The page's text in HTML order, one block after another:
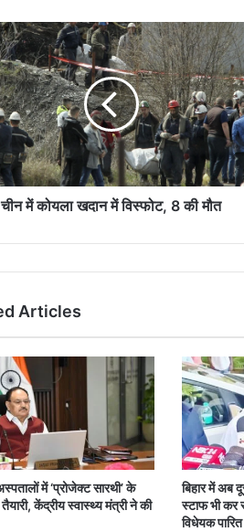
चीन में कोयला खदान में विस्फोट, 8 की मौत
Articles
में ‘प्रोजेक्ट सारथी’ के
तैयारी, केंद्रीय स्वास्थ्य मंत्री ने की
बिहार में अब
स्टाफ भी कर
विधेयक पारित